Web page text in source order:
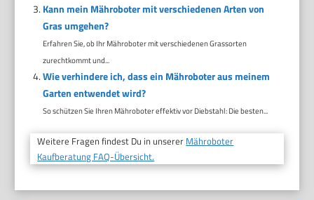
Kann mein Mähroboter mit verschiedenen Arten von
Gras umgehen?
Erfahren Sie, ob Ihr Mähroboter mit verschiedenen Grassorten
zurechtkommt und...
Wie verhindere ich, dass ein Mähroboter aus meinem
Garten entwendet wird?
So schützen Sie Ihren Mähroboter effektiv vor Diebstahl: Die besten...
Weitere Fragen findest Du in unserer Mähroboter
Kaufberatung FAQ-Übersicht.